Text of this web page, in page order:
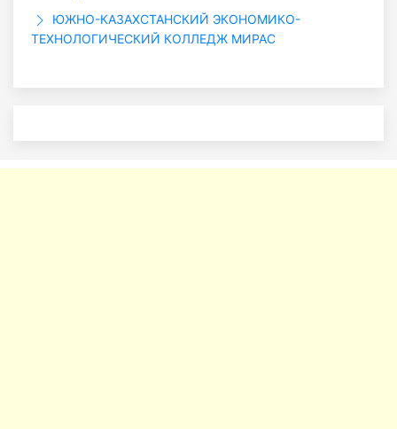
ЮЖНО-КАЗАХСТАНСКИЙ ЭКОНОМИКО-
ТЕХНОЛОГИЧЕСКИЙ КОЛЛЕДЖ МИРАС